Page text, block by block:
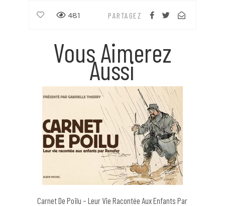
PARTAGEZ
481
Vous Aimerez
Aussi
Carnet De Poilu – Leur Vie Racontée Aux Enfants Par